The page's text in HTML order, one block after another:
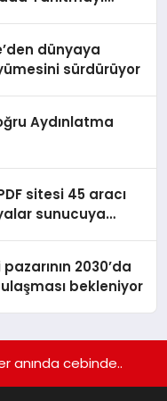
dünyaya
sürdürüyor
Aydınlatma
sitesi 45 aracı
sunucuya
2030’da
bekleniyor
anında cebinde..